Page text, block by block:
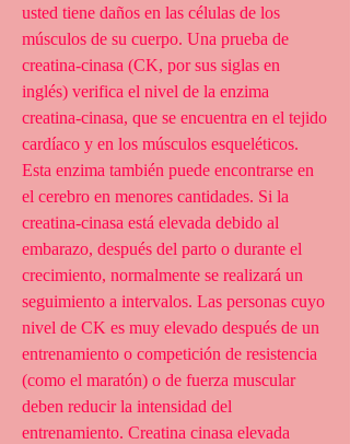
usted tiene daños en las células de los
músculos de su cuerpo. Una prueba de
creatina-cinasa (CK, por sus siglas en
inglés) verifica el nivel de la enzima
creatina-cinasa, que se encuentra en el tejido
cardíaco y en los músculos esqueléticos.
Esta enzima también puede encontrarse en
el cerebro en menores cantidades. Si la
creatina-cinasa está elevada debido al
embarazo, después del parto o durante el
crecimiento, normalmente se realizará un
seguimiento a intervalos. Las personas cuyo
nivel de CK es muy elevado después de un
entrenamiento o competición de resistencia
(como el maratón) o de fuerza muscular
deben reducir la intensidad del
entrenamiento. Creatina cinasa elevada